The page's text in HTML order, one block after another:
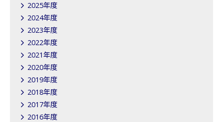
2025年度
2024年度
2023年度
2022年度
2021年度
2020年度
2019年度
2018年度
2017年度
2016年度